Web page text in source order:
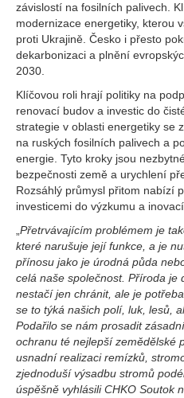
závislostí na fosilních palivech.
modernizace energetiky, kterou
proti Ukrajině. Česko i přesto
dekarbonizaci a plnění
2030.
Klíčovou roli hrají politiky na
renovací budov a investic do
strategie v oblasti energetiky se
na ruských fosilních palivech a
energie. Tyto kroky jsou
bezpečnosti země a urychlení
Rozsáhlý průmysl přitom nabízí
investicemi do výzkumu a
Přetrvávajícím problémem je
které narušuje její funkce, a je
přínosu jako je úrodná půda
celá naše společnost. Příroda je
nestačí jen chránit, ale je
se to týká našich polí, luk, lesů,
Podařilo se nám prosadit
ochranu té nejlepší zemědělské
usnadní realizaci remízků,
zjednoduší výsadbu stromů
úspěšně vyhlásili CHKO Soutok